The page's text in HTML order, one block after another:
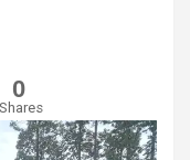
0
Shares